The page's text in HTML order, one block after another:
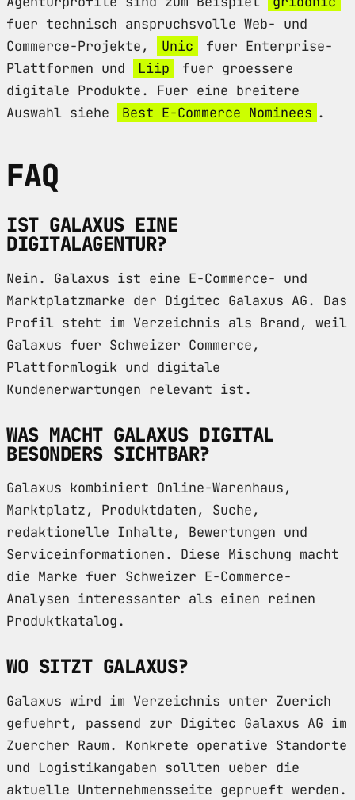
fuer technisch anspruchsvolle Web- und
Commerce-Projekte,
Unic
fuer Enterprise-
Plattformen und
Liip
fuer groessere
digitale Produkte. Fuer eine breitere
Auswahl siehe
Best E-Commerce Nominees .
FAQ
IST GALAXUS EINE
DIGITALAGENTUR?
Nein. Galaxus ist eine E-Commerce- und
Marktplatzmarke der Digitec Galaxus AG. Das
Profil steht im Verzeichnis als Brand, weil
Galaxus fuer Schweizer Commerce,
Plattformlogik und digitale
Kundenerwartungen relevant ist.
WAS MACHT GALAXUS DIGITAL
BESONDERS SICHTBAR?
Galaxus kombiniert Online-Warenhaus,
Marktplatz, Produktdaten, Suche,
redaktionelle Inhalte, Bewertungen und
Serviceinformationen. Diese Mischung macht
die Marke fuer Schweizer E-Commerce-
Analysen interessanter als einen reinen
Produktkatalog.
WO SITZT GALAXUS?
Galaxus wird im Verzeichnis unter Zuerich
gefuehrt, passend zur Digitec Galaxus AG im
Zuercher Raum. Konkrete operative Standorte
und Logistikangaben sollten ueber die
aktuelle Unternehmensseite geprueft werden.